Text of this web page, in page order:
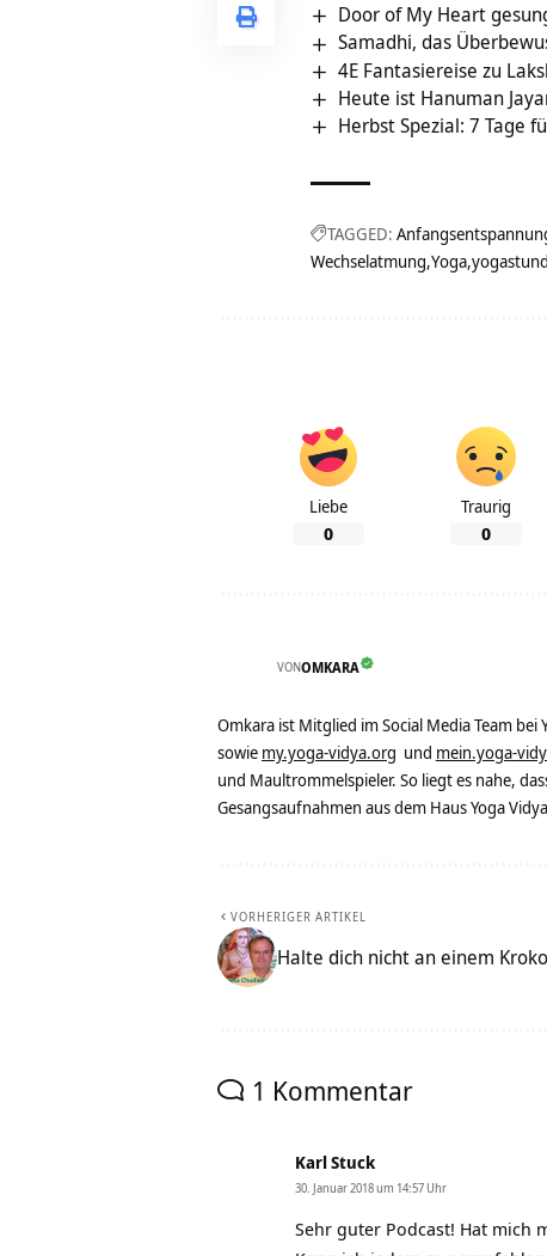
Door of My Heart
Samadhi, das
4E Fantasiereise zu
Heute ist Hanuman
Herbst Spezial: 7 Tage
TAGGED:
Wechselatmung Yoga
Liebe
0
Traurig
0
VONOMKARA
Omkara ist Mitglied im Social Media Team
sowie my.yoga-vidya.org und mein.yoga-
und Maultrommelspieler. So liegt es nahe,
Gesangsaufnahmen aus dem Haus Yoga
VORHERIGER ARTIKEL
Halte dich nicht an einem
1 Kommentar
Karl Stuck
30. Januar 2018 um 14:57 Uhr
Sehr guter Podcast! Hat mich